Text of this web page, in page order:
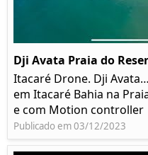
Dji Avata Praia do
Itacaré Drone. Dji
em Itacaré Bahia na
e com Motion controller
Publicado em 03/12/2023